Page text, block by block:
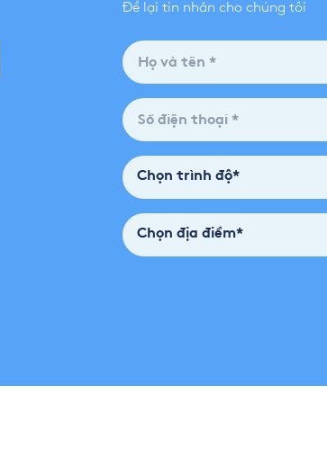
Để lại tin nhắn cho chúng tôi
Chọn trình độ*
Chọn địa điểm*